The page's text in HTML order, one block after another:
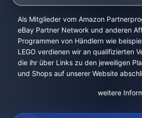
Als Mitglieder vom Amazon
eBay Partner Network und anderen
Programmen von Händlern wie
LEGO verdienen wir an qualifizierten
die ihr über Links zu den jeweiligen
und Shops auf unserer Website
weitere